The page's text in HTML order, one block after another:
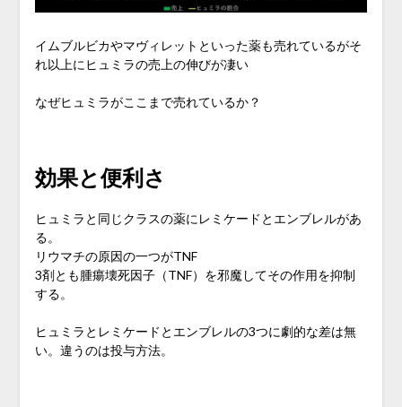
イムブルビカやマヴィレットといった薬も売れているがそ
れ以上にヒュミラの売上の伸びが凄い
なぜヒュミラがここまで売れているか？
効果と便利さ
ヒュミラと同じクラスの薬にレミケードとエンブレルがあ
る。
リウマチの原因の一つがTNF
3剤とも腫瘍壊死因子（TNF）を邪魔してその作用を抑制
する。
ヒュミラとレミケードとエンブレルの3つに劇的な差は無
い。違うのは投与方法。